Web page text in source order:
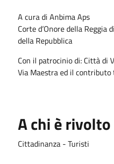
A cura di Anbima Aps
Corte d’Onore della Reggia
della Repubblica
Con il patrocinio di: Città di
Via Maestra ed il contributo
A chi è rivolto
Cittadinanza - Turisti